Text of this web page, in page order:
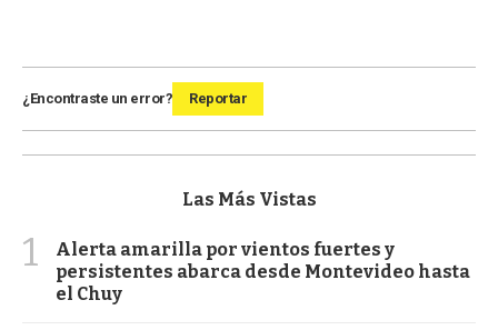
¿Encontraste un error? Reportar
Las Más Vistas
1
Alerta amarilla por vientos fuertes y
persistentes abarca desde Montevideo hasta
el Chuy